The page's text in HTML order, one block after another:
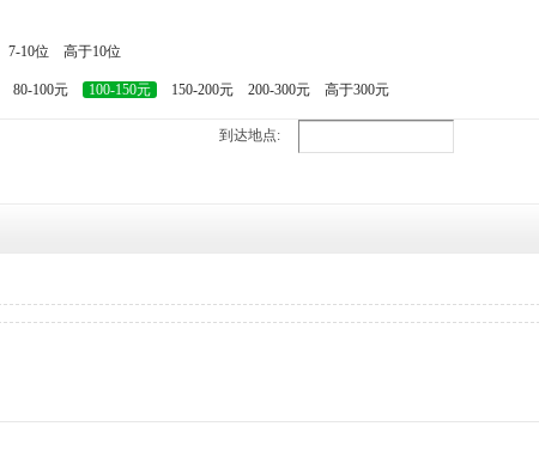
7-10位 高于10位
80-100元 100-150元 150-200元 200-300元 高于300元
到达地点: